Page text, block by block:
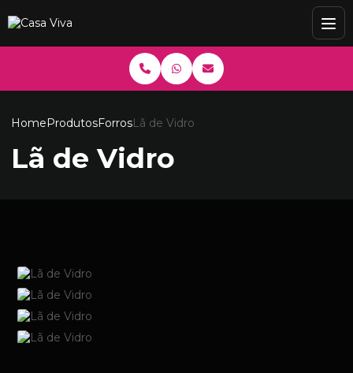
HomeProdutosForrosLã de Vidro
Lã de Vidro